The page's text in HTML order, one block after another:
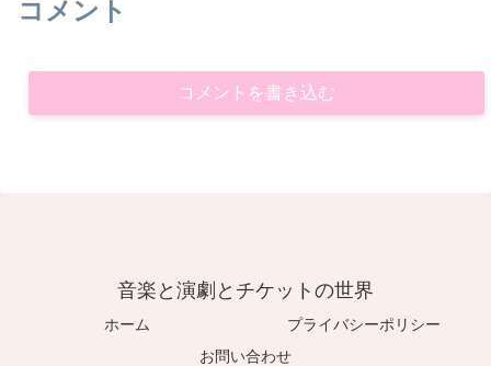
コメント
コメントを書き込む
音楽と演劇とチケットの世界
ホーム
プライバシーポリシー
お問い合わせ